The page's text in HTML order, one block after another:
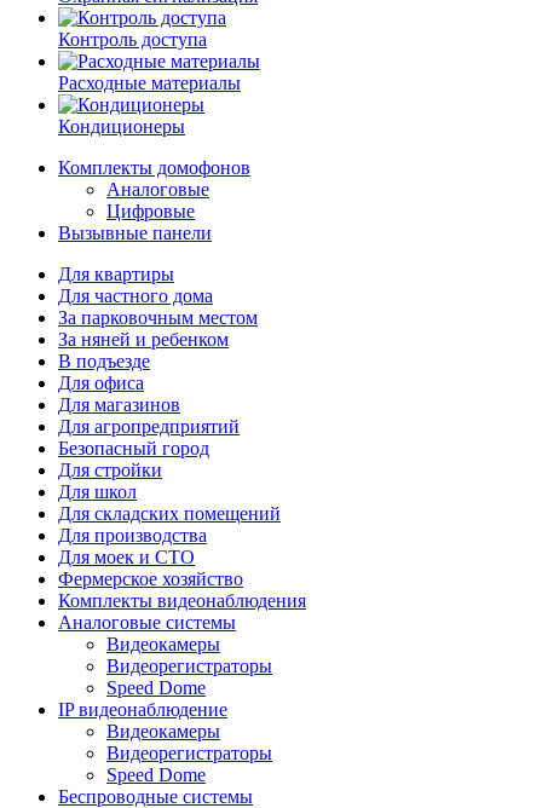
Контроль доступа
Расходные материалы
Кондиционеры
Комплекты домофонов
Аналоговые
Цифровые
Вызывные панели
Для квартиры
Для частного дома
За парковочным местом
За няней и ребенком
В подъезде
Для офиса
Для магазинов
Для агропредприятий
Безопасный город
Для стройки
Для школ
Для складских помещений
Для производства
Для моек и СТО
Фермерское хозяйство
Комплекты видеонаблюдения
Аналоговые системы
Видеокамеры
Видеорегистраторы
Speed Dome
IP видеонаблюдение
Видеокамеры
Видеорегистраторы
Speed Dome
Беспроводные системы